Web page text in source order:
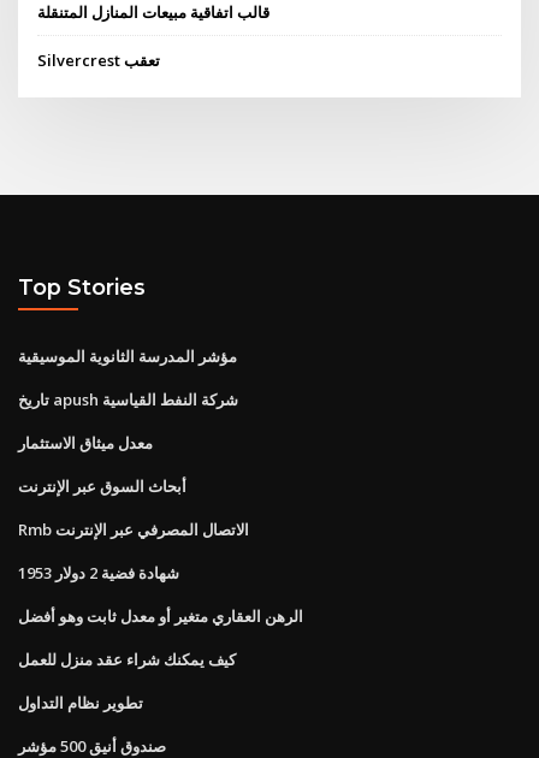
قالب اتفاقية مبيعات المنازل المتنقلة
Silvercrest تعقب
Top Stories
مؤشر المدرسة الثانوية الموسيقية
تاريخ apush شركة النفط القياسية
معدل ميثاق الاستثمار
أبحاث السوق عبر الإنترنت
Rmb الاتصال المصرفي عبر الإنترنت
شهادة فضية 2 دولار 1953
الرهن العقاري متغير أو معدل ثابت وهو أفضل
كيف يمكنك شراء عقد منزل للعمل
تطوير نظام التداول
صندوق أنيق 500 مؤشر